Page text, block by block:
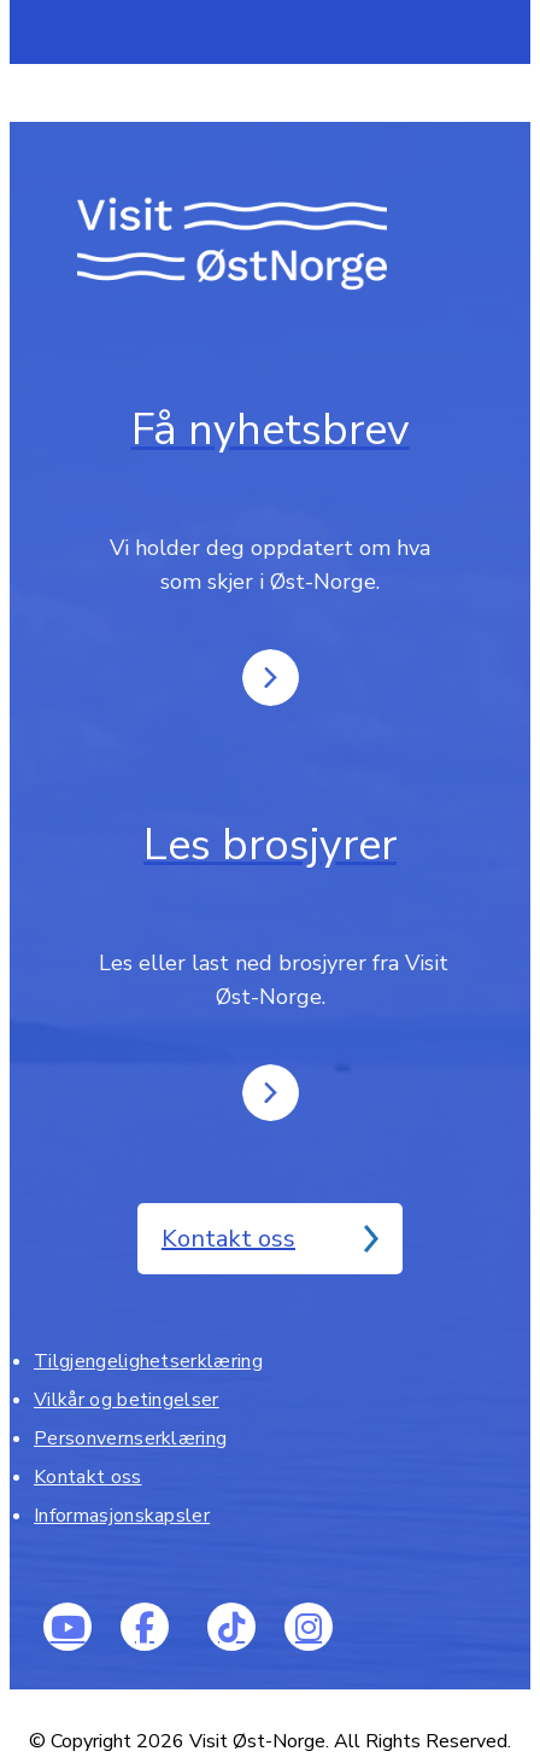
Få nyhetsbrev
Vi holder deg oppdatert om hva
som skjer i Øst-Norge.
Les brosjyrer
‎ Les eller last ned brosjyrer fra Visit
Øst-Norge.
Kontakt oss
Tilgjengelighetserklæring
Vilkår og betingelser
Personvernserklæring
Kontakt oss
Informasjonskapsler
© Copyright 2026 Visit Øst-Norge. All Rights Reserved.